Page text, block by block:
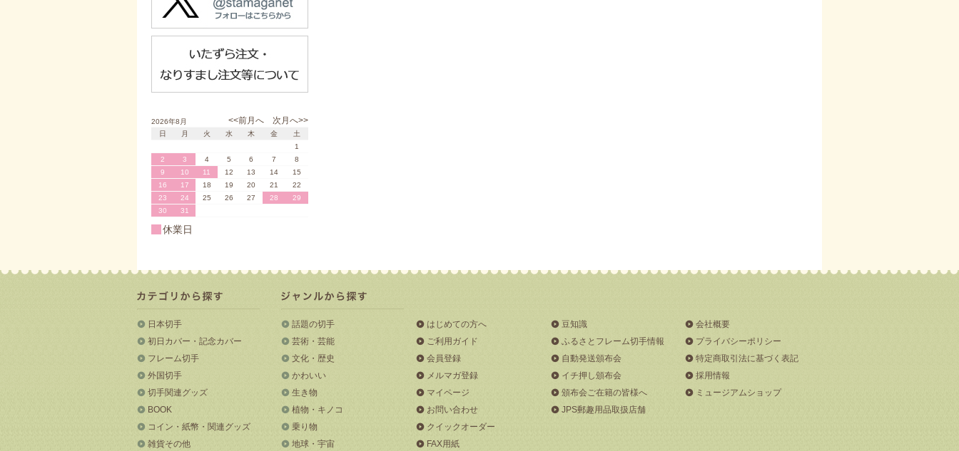
<<前月へ 次月へ>>
2026年8月
日
月 火 水 木 金
土
1
2
3 4 5 6 7
8
9
10 11 12 13 14
15
16
17 18 19 20 21
22
23
24 25 26 27 28
29
30
31
休業日
日本切手
初日カバー・記念カバー
フレーム切手
外国切手
切手関連グッズ
BOOK
コイン・紙幣・関連グッズ
雑貨その他
話題の切手
芸術・芸能
文化・歴史
かわいい
生き物
植物・キノコ
乗り物
地球・宇宙
はじめての方へ
ご利用ガイド
会員登録
メルマガ登録
マイページ
お問い合わせ
クイックオーダー
FAX用紙
豆知識
ふるさとフレーム切手情報
自動発送頒布会
イチ押し頒布会
頒布会ご在籍の皆様へ
JPS郵趣用品取扱店舗
会社概要
プライバシーポリシー
特定商取引法に基づく表記
採用情報
ミュージアムショップ